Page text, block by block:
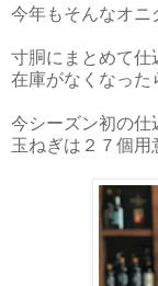
今年もそんなオニ
寸胴にまとめて仕
在庫がなくなった
今シーズン初の仕
玉ねぎは２７個用